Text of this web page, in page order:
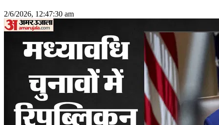
2/6/2026, 12:47:30 am